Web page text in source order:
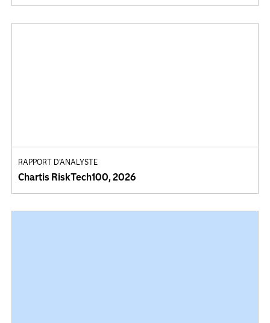
RAPPORT D'ANALYSTE
Chartis RiskTech100, 2026